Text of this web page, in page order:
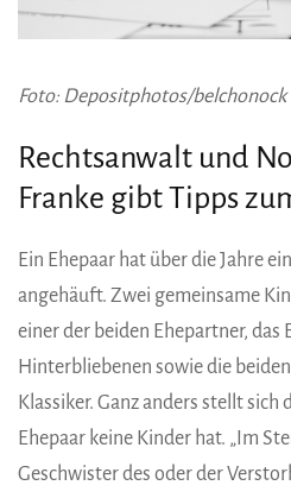
Foto: Depositphotos/belchonock
Rechtsanwalt und
Franke gibt Tipps
Ein Ehepaar hat über die Jahre
angehäuft. Zwei gemeinsame
einer der beiden Ehepartner, das
Hinterbliebenen sowie die
Klassiker. Ganz anders stellt sich
Ehepaar keine Kinder hat. „Im
Geschwister des oder der